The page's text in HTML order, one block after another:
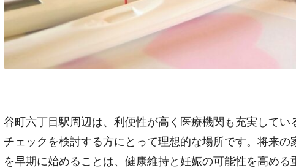
谷町六丁目駅周辺は、利便性が高く医療機関も充実して
チェックを検討する方にとって理想的な場所です。将来の
を早期に始めることは、健康維持と妊娠の可能性を高める